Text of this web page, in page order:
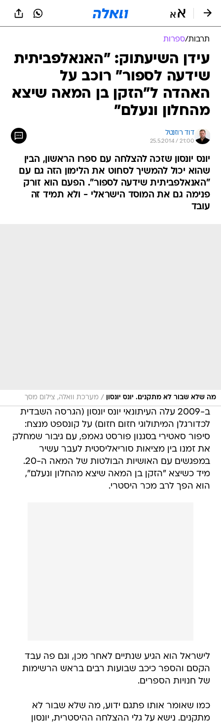
תרבות/ספרות
עידן השיעתוק: "האנאלפביתית
שידעה לספור" רוכב על
האהדה ל"הזקן בן המאה שיצא
מהחלון ונעלם"
דוד רוזנטל
25.5.2014 / 21:00
יונס יונסון שזכה להצלחה עם ספרו הראשון, הבין
שהוא יכול להמשיך לסחוט את הלימון הזה גם עם
"האנאלפביתית שידעה לספור". הפעם הוא זורק
פנימה גם את המוסד הישראלי - ולא תמיד זה
עובד
מה שלא שבור לא מתקנים. יונס יונסון / מערכת וואלה, צילום מסך
ב-2009 עלה העיתונאי יונס יונסון (הגרסה השבדית
לכדורגלן המיתולוגי חזום חזום) על קונספט מנצח:
סיפור סאטירי בסגנון פורסט גאמפ, עם גיבור שמחלק
את זמנו בין מציאות סוריאליסטית לעבר עשיר
במפגשים עם האושיות הבולטות של המאה ה-20.
מיד כשיצא "הזקן בן המאה שיצא מהחלון ונעלם",
הוא הפך לרב מכר היסטרי.
לישראל הוא הגיע שנתיים לאחר מכן, וגם פה עבד
הקסם והספר כיכב שבועות רבים בראש הרשימות
של חנויות הספרים.
כמו שאומר אותו פתגם ידוע, מה שלא שבור לא
מתקנים. נישא על גלי ההצלחה ההיסטרית, יונסון